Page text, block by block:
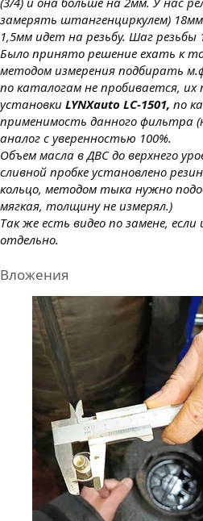
замерять штангенциркулем)
1,5мм идет на резьбу. Шаг резьбы
Было принято решение ехать к
методом измерения подбирать
по каталогам не пробивается,
установки LYNXauto LC-1501, по
применимость данного фильтра
аналог с уверенностью 100%.
Объем масла в ДВС до верхнего
сливной пробке установлено
кольцо, методом тыка нужно
мягкая, толщину не измерял.)
Так же есть видео по замене,
отдельно.
Вложения